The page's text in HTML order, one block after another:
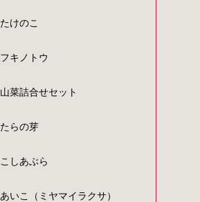
たけのこ
フキノトウ
山菜詰合せセット
たらの芽
こしあぶら
あいこ（ミヤマイラクサ）